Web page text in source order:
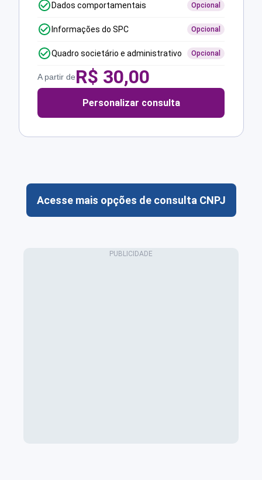
Dados comportamentais Opcional
Informações do SPC Opcional
Quadro societário e administrativo Opcional
A partir deR$ 30,00
Personalizar consulta
Acesse mais opções de consulta CNPJ